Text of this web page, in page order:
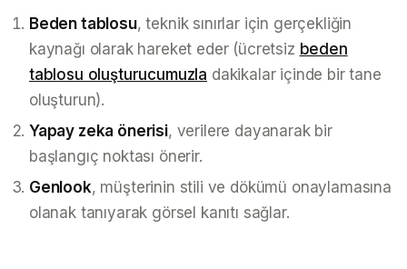
Beden tablosu, teknik sınırlar için gerçekliğin
kaynağı olarak hareket eder (ücretsiz beden
tablosu oluşturucumuzla dakikalar içinde bir tane
oluşturun).
Yapay zeka önerisi, verilere dayanarak bir
başlangıç noktası önerir.
Genlook, müşterinin stili ve dökümü onaylamasına
olanak tanıyarak görsel kanıtı sağlar.